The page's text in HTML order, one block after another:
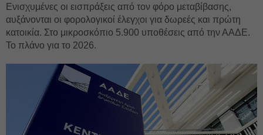
Ενισχυμένες οι εισπράξεις από τον φόρο μεταβίβασης,
αυξάνονται οι φορολογικοί έλεγχοι για δωρεές και πρώτη
κατοικία. Στο μικροσκόπιο 5.900 υποθέσεις από την ΑΑΔΕ.
Το πλάνο για το 2026.